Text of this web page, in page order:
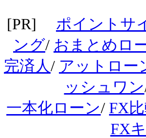
[PR] ポイントサ
ング/ おまとめロ
完済人/ アットロー
ッシュワン
一本化ローン/ FX
FX